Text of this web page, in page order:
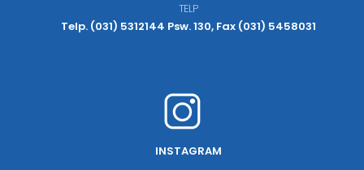
TELP
Telp. (031) 5312144 Psw. 130, Fax (031) 5458031
INSTAGRAM